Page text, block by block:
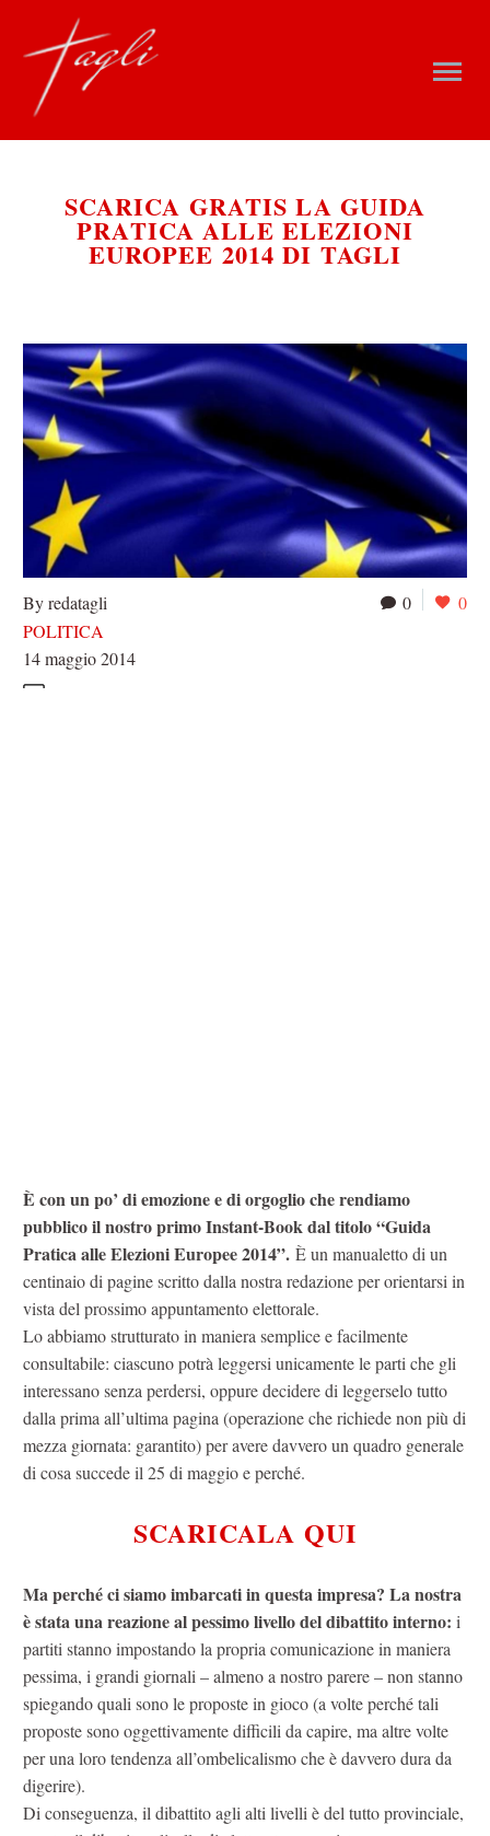
SCARICA GRATIS LA GUIDA
PRATICA ALLE ELEZIONI
EUROPEE 2014 DI TAGLI
0 0
By redatagli
POLITICA
14 maggio 2014
È con un po’ di emozione e di orgoglio che rendiamo
pubblico il nostro primo Instant-Book dal titolo “Guida
Pratica alle Elezioni Europee 2014”. È un manualetto di un
centinaio di pagine scritto dalla nostra redazione per orientarsi in
vista del prossimo appuntamento elettorale.
Lo abbiamo strutturato in maniera semplice e facilmente
consultabile: ciascuno potrà leggersi unicamente le parti che gli
interessano senza perdersi, oppure decidere di leggerselo tutto
dalla prima all’ultima pagina (operazione che richiede non più di
mezza giornata: garantito) per avere davvero un quadro generale
di cosa succede il 25 di maggio e perché.
SCARICALA QUI
Ma perché ci siamo imbarcati in questa impresa? La nostra
è stata una reazione al pessimo livello del dibattito interno: i
partiti stanno impostando la propria comunicazione in maniera
pessima, i grandi giornali – almeno a nostro parere – non stanno
spiegando quali sono le proposte in gioco (a volte perché tali
proposte sono oggettivamente difficili da capire, ma altre volte
per una loro tendenza all’ombelicalismo che è davvero dura da
digerire).
Di conseguenza, il dibattito agli alti livelli è del tutto provinciale,